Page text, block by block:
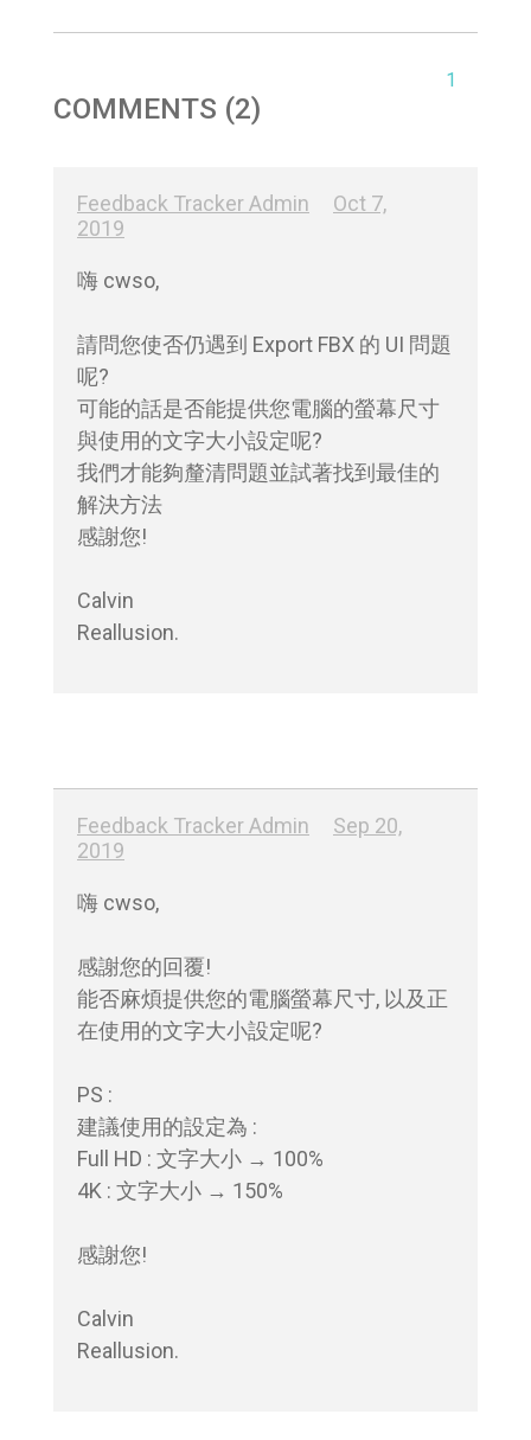
1
COMMENTS (2)
Feedback Tracker Admin
Oct 7,
2019
嗨 cwso,
請問您使否仍遇到 Export FBX 的 UI 問題
呢?
可能的話是否能提供您電腦的螢幕尺寸
與使用的文字大小設定呢?
我們才能夠釐清問題並試著找到最佳的
解決方法
感謝您!
Calvin
Reallusion.
Feedback Tracker Admin
Sep 20,
2019
嗨 cwso,
感謝您的回覆!
能否麻煩提供您的電腦螢幕尺寸, 以及正
在使用的文字大小設定呢?
PS :
建議使用的設定為 :
Full HD : 文字大小 → 100%
4K : 文字大小 → 150%
感謝您!
Calvin
Reallusion.